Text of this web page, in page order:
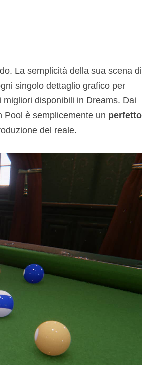
La semplicità della sua scena di
singolo dettaglio grafico per
migliori disponibili in Dreams. Dai
Pool è semplicemente un perfetto
del reale.